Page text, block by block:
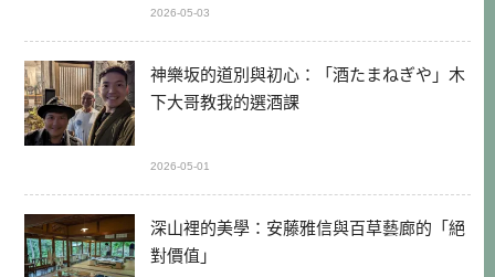
2026-05-03
神樂坂的道別與初心：「酒たまねぎや」木
下大哥教我的選酒課
2026-05-01
深山裡的美學：安藤雅信與百草藝廊的「絕
對價值」